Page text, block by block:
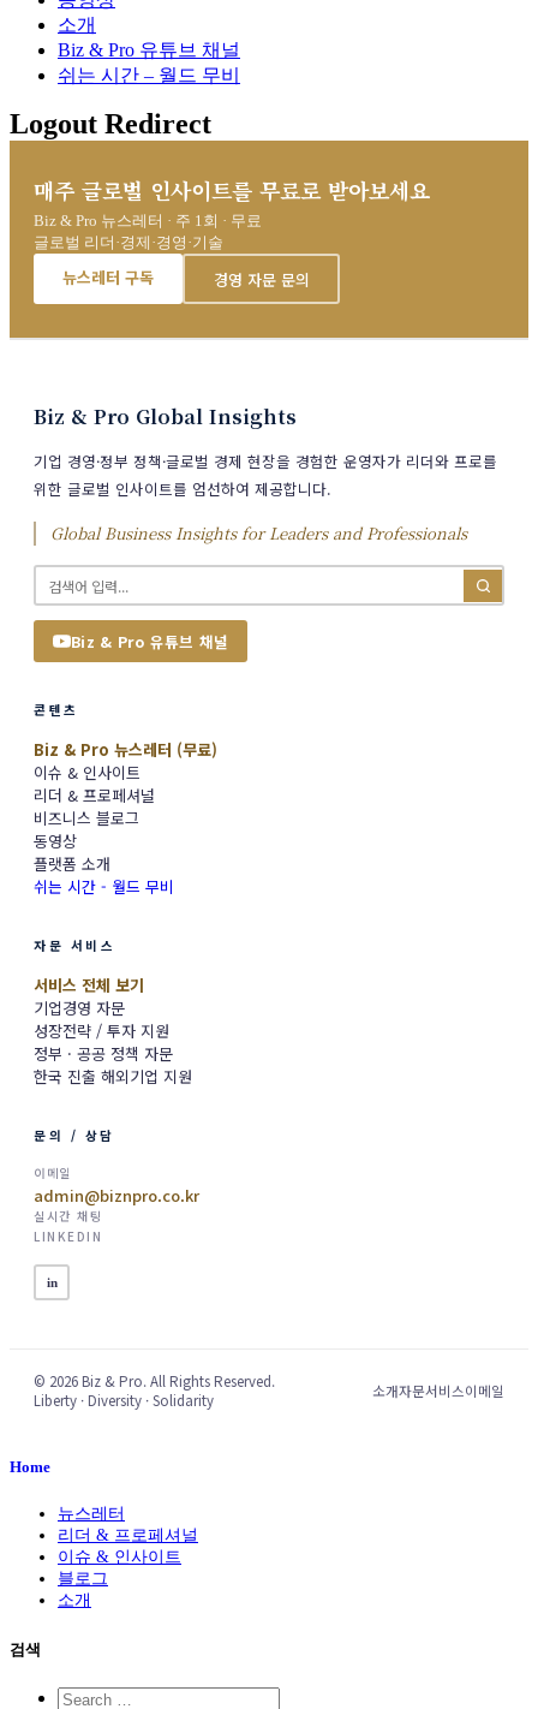
소개
Biz & Pro 유튜브 채널
쉬는 시간 – 월드 무비
Logout Redirect
매주 글로벌 인사이트를 무료로 받아보세요
Biz & Pro 뉴스레터 · 주 1회 · 무료
글로벌 리더·경제·경영·기술
뉴스레터 구독 경영 자문 문의
Biz & Pro Global Insights
기업 경영·정부 정책·글로벌 경제 현장을 경험한 운영자가 리더와 프로를
위한 글로벌 인사이트를 엄선하여 제공합니다.
Global Business Insights for Leaders and Professionals
Biz & Pro 유튜브 채널
콘텐츠
Biz & Pro 뉴스레터 (무료)
이슈 & 인사이트
리더 & 프로페셔널
비즈니스 블로그
동영상
플랫폼 소개
쉬는 시간 - 월드 무비
자문 서비스
서비스 전체 보기
기업경영 자문
성장전략 / 투자 지원
정부 · 공공 정책 자문
한국 진출 해외기업 지원
문의 / 상담
이메일
admin@biznpro.co.kr
실시간 채팅
LINKEDIN
in
© 2026 Biz & Pro. All Rights Reserved.
Liberty · Diversity · Solidarity
소개자문서비스이메일
Home
뉴스레터
리더 & 프로페셔널
이슈 & 인사이트
블로그
소개
검색